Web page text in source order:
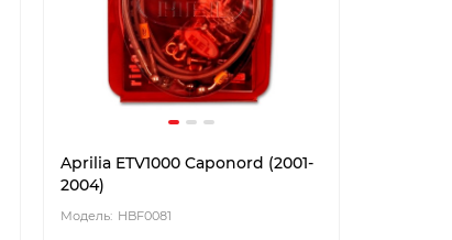
Aprilia ETV1000 Caponord (2001-
2004)
HBF0081